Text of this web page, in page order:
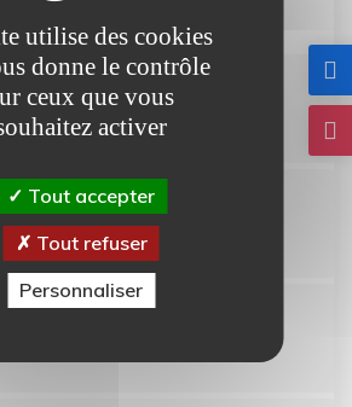
de pétanque
L'ORGUEILLEUSE
môme : Ponyo
L'ORGUEILLEUSE
de pétanque
utilise des cookies
donne le contrôle
ceux que vous
activer
Tout accepter
Tout refuser
Personnaliser